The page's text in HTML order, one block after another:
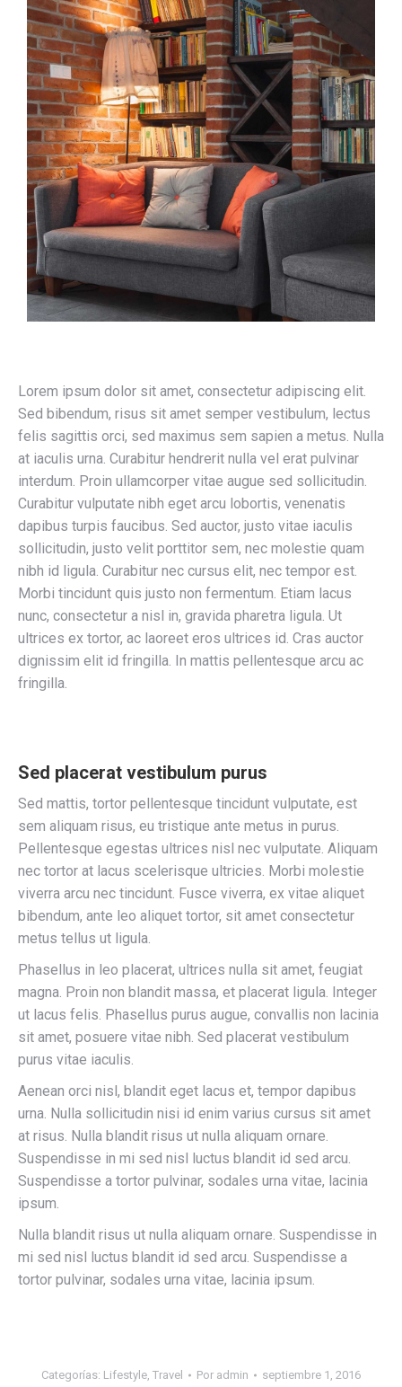
Lorem ipsum dolor sit amet, consectetur adipiscing elit.
Sed bibendum, risus sit amet semper vestibulum, lectus
felis sagittis orci, sed maximus sem sapien a metus. Nulla
at iaculis urna. Curabitur hendrerit nulla vel erat pulvinar
interdum. Proin ullamcorper vitae augue sed sollicitudin.
Curabitur vulputate nibh eget arcu lobortis, venenatis
dapibus turpis faucibus. Sed auctor, justo vitae iaculis
sollicitudin, justo velit porttitor sem, nec molestie quam
nibh id ligula. Curabitur nec cursus elit, nec tempor est.
Morbi tincidunt quis justo non fermentum. Etiam lacus
nunc, consectetur a nisl in, gravida pharetra ligula. Ut
ultrices ex tortor, ac laoreet eros ultrices id. Cras auctor
dignissim elit id fringilla. In mattis pellentesque arcu ac
fringilla.
Sed placerat vestibulum purus
Sed mattis, tortor pellentesque tincidunt vulputate, est
sem aliquam risus, eu tristique ante metus in purus.
Pellentesque egestas ultrices nisl nec vulputate. Aliquam
nec tortor at lacus scelerisque ultricies. Morbi molestie
viverra arcu nec tincidunt. Fusce viverra, ex vitae aliquet
bibendum, ante leo aliquet tortor, sit amet consectetur
metus tellus ut ligula.
Phasellus in leo placerat, ultrices nulla sit amet, feugiat
magna. Proin non blandit massa, et placerat ligula. Integer
ut lacus felis. Phasellus purus augue, convallis non lacinia
sit amet, posuere vitae nibh. Sed placerat vestibulum
purus vitae iaculis.
Aenean orci nisl, blandit eget lacus et, tempor dapibus
urna. Nulla sollicitudin nisi id enim varius cursus sit amet
at risus. Nulla blandit risus ut nulla aliquam ornare.
Suspendisse in mi sed nisl luctus blandit id sed arcu.
Suspendisse a tortor pulvinar, sodales urna vitae, lacinia
ipsum.
Nulla blandit risus ut nulla aliquam ornare. Suspendisse in
mi sed nisl luctus blandit id sed arcu. Suspendisse a
tortor pulvinar, sodales urna vitae, lacinia ipsum.
Categorías: Lifestyle Travel Por admin septiembre 1, 2016